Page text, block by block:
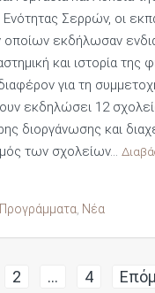
Σερρών, οι
οποίων εκδήλωσαν
και ιστορία της
για τη
εκδηλώσει 12
διοργάνωσης και
των σχολείων…
Νέα
2 … 4